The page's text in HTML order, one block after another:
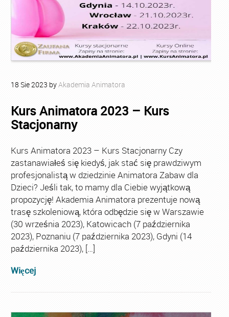
18 Sie2023 byAkademia Animatora
Kurs Animatora 2023 – Kurs
Stacjonarny
Kurs Animatora 2023 – Kurs Stacjonarny Czy
zastanawiałeś się kiedyś, jak stać się prawdziwym
profesjonalistą w dziedzinie Animatora Zabaw dla
Dzieci? Jeśli tak, to mamy dla Ciebie wyjątkową
propozycję! Akademia Animatora prezentuje nową
trasę szkoleniową, która odbędzie się w Warszawie
(30 września 2023), Katowicach (7 października
2023), Poznaniu (7 października 2023), Gdyni (14
października 2023), […]
Więcej